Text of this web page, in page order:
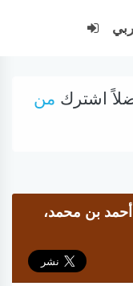
اشترك من
أحمد بن محمد،